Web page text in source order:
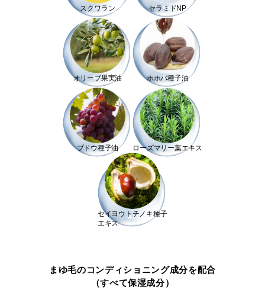
スクワラン セラミドNP
オリーブ果実油 ホホバ種⼦油
ブドウ種⼦油 ローズマリー葉エキス
セイヨウトチノキ種⼦
エキス
まゆ毛のコンディショニング成分を配合
（すべて保湿成分）